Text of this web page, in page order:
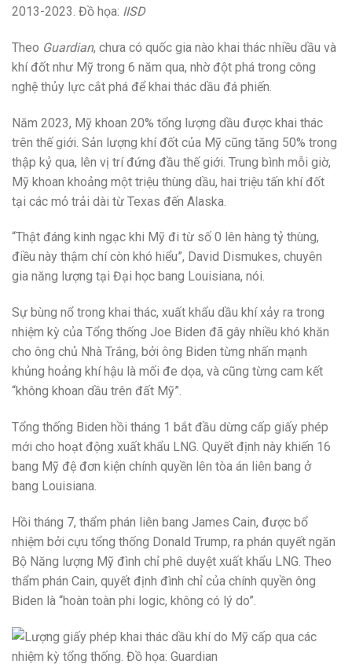
2013-2023. Đồ họa: IISD
Theo Guardian, chưa có quốc gia nào khai thác nhiều dầu và
khí đốt như Mỹ trong 6 năm qua, nhờ đột phá trong công
nghệ thủy lực cắt phá để khai thác dầu đá phiến.
Năm 2023, Mỹ khoan 20% tổng lượng dầu được khai thác
trên thế giới. Sản lượng khí đốt của Mỹ cũng tăng 50% trong
thập kỷ qua, lên vị trí đứng đầu thế giới. Trung bình mỗi giờ,
Mỹ khoan khoảng một triệu thùng dầu, hai triệu tấn khí đốt
tại các mỏ trải dài từ Texas đến Alaska.
“Thật đáng kinh ngạc khi Mỹ đi từ số 0 lên hàng tỷ thùng,
điều này thậm chí còn khó hiểu”, David Dismukes, chuyên
gia năng lượng tại Đại học bang Louisiana, nói.
Sự bùng nổ trong khai thác, xuất khẩu dầu khí xảy ra trong
nhiệm kỳ của Tổng thống Joe Biden đã gây nhiều khó khăn
cho ông chủ Nhà Trắng, bởi ông Biden từng nhấn mạnh
khủng hoảng khí hậu là mối đe dọa, và cũng từng cam kết
“không khoan dầu trên đất Mỹ”.
Tổng thống Biden hồi tháng 1 bắt đầu dừng cấp giấy phép
mới cho hoạt động xuất khẩu LNG. Quyết định này khiến 16
bang Mỹ đệ đơn kiện chính quyền lên tòa án liên bang ở
bang Louisiana.
Hồi tháng 7, thẩm phán liên bang James Cain, được bổ
nhiệm bởi cựu tổng thống Donald Trump, ra phán quyết ngăn
Bộ Năng lượng Mỹ đình chỉ phê duyệt xuất khẩu LNG. Theo
thẩm phán Cain, quyết định đình chỉ của chính quyền ông
Biden là “hoàn toàn phi logic, không có lý do”.